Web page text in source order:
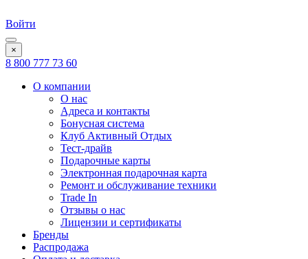
Войти
×
8 800 777 73 60
О компании
О нас
Адреса и контакты
Бонусная система
Клуб Активный Отдых
Тест-драйв
Подарочные карты
Электронная подарочная карта
Ремонт и обслуживание техники
Trade In
Отзывы о нас
Лицензии и сертификаты
Бренды
Распродажа